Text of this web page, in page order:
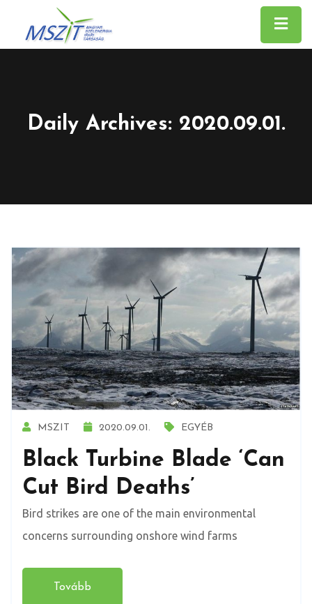
Daily Archives: 2020.09.01.
MSZIT 2020.09.01. EGYÉB
Black Turbine Blade ‘can
Cut Bird Deaths’
Bird strikes are one of the main environmental
concerns surrounding onshore wind farms
Tovább